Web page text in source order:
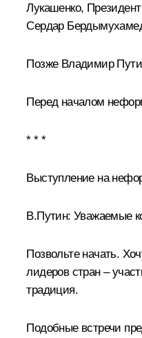
Лукашенко,
Сердар
Позже Владимир
Перед началом
* * *
Выступление на
В.Путин: Уважаемые
Позвольте начать.
лидеров стран –
традиция.
Подобные встречи